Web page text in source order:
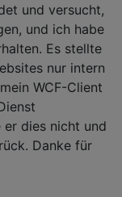
und versucht,
und ich habe
Es stellte
nur intern
WCF-Client
dies nicht und
Danke für